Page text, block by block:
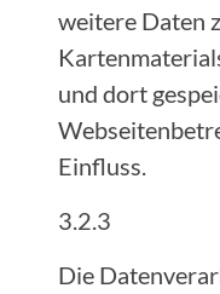
weitere Daten
und dort
Einfluss.
3.2.3
Die